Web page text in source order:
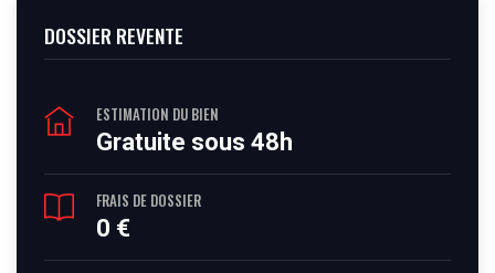
DOSSIER REVENTE
ESTIMATION DU BIEN
Gratuite sous 48h
FRAIS DE DOSSIER
0 €